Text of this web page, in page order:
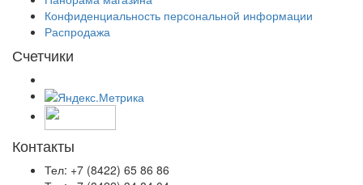
Конфиденциальность персональной информации
Распродажа
Счетчики
Контакты
Тел: +7 (8422) 65 86 86